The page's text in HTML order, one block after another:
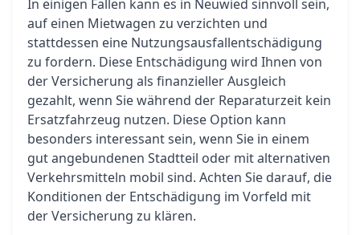
In einigen Fällen kann es in Neuwied sinnvoll sein,
auf einen Mietwagen zu verzichten und
stattdessen eine Nutzungsausfallentschädigung
zu fordern. Diese Entschädigung wird Ihnen von
der Versicherung als finanzieller Ausgleich
gezahlt, wenn Sie während der Reparaturzeit kein
Ersatzfahrzeug nutzen. Diese Option kann
besonders interessant sein, wenn Sie in einem
gut angebundenen Stadtteil oder mit alternativen
Verkehrsmitteln mobil sind. Achten Sie darauf, die
Konditionen der Entschädigung im Vorfeld mit
der Versicherung zu klären.